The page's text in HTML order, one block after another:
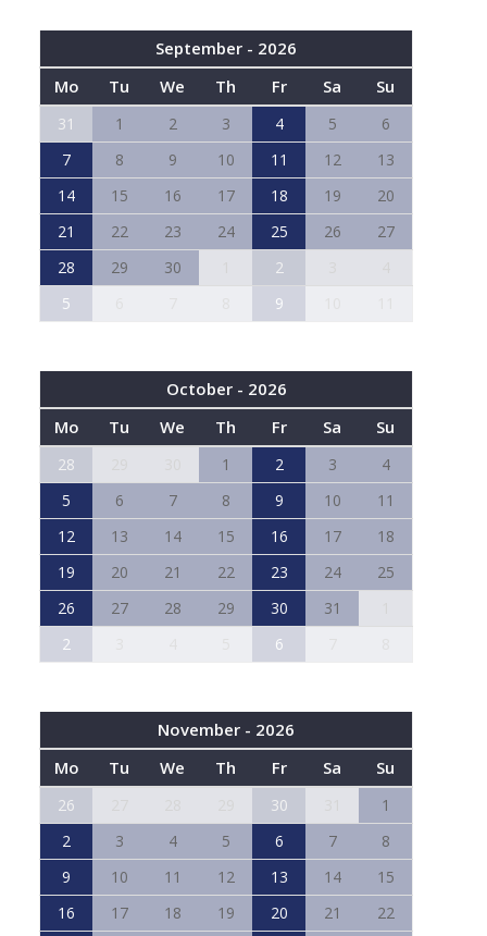
September - 2026
Mo
Tu We Th Fr Sa Su
31 1 2 3 4 5
6
7
8 9 10 11 12
13
14
15 16 17 18 19
20
21
22 23 24 25 26
27
28
29 30 2
5
9
October - 2026
Mo
Tu We Th Fr Sa Su
28 1 2 3
4
5
6 7 8 9 10
11
12
13 14 15 16 17
18
19
20 21 22 23 24
25
26
27 28 29 30 31
2
6
November - 2026
Mo
Tu We Th Fr Sa Su
26 30
1
2
3 4 5 6 7
8
9
10 11 12 13 14
15
16
17 18 19 20 21
22